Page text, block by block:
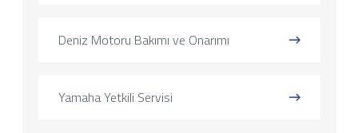
Deniz Motoru Bakımı ve Onarımı
Yamaha Yetkili Servisi